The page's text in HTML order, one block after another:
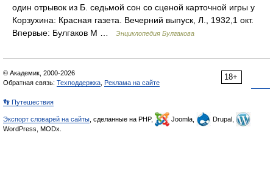
один отрывок из Б. седьмой сон со сценой карточной игры у
Корзухина: Красная газета. Вечерний выпуск, Л., 1932,1 окт.
Впервые: Булгаков М …
Энциклопедия Булгакова
18+
© Академик, 2000-2026
Обратная связь: Техподдержка Реклама на сайте
👣 Путешествия
Экспорт словарей на сайты , сделанные на PHP, Joomla,
Drupal,
WordPress, MODx.